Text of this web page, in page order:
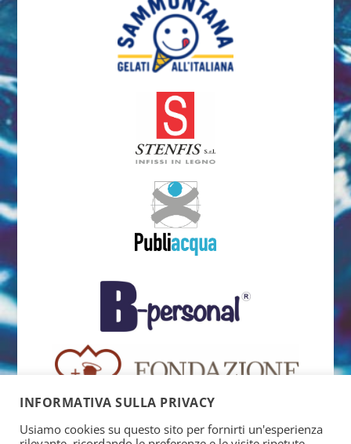
INFORMATIVA SULLA PRIVACY
Usiamo cookies su questo sito per fornirti un'esperienza